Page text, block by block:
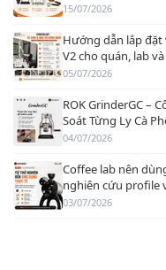
15/07/2026
Hướng dẫn lắp đặt
V2 cho quán, lab
05/07/2026
ROK GrinderGC –
Soát Từng Ly Cà
04/07/2026
Coffee lab nên
nghiên cứu profile
03/07/2026